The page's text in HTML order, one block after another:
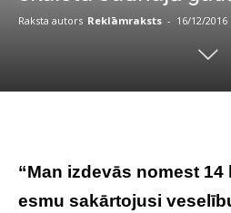
Raksta autors Reklāmraksts - 16/12/2016
“Man izdevās nomest
esmu sakārtojusi